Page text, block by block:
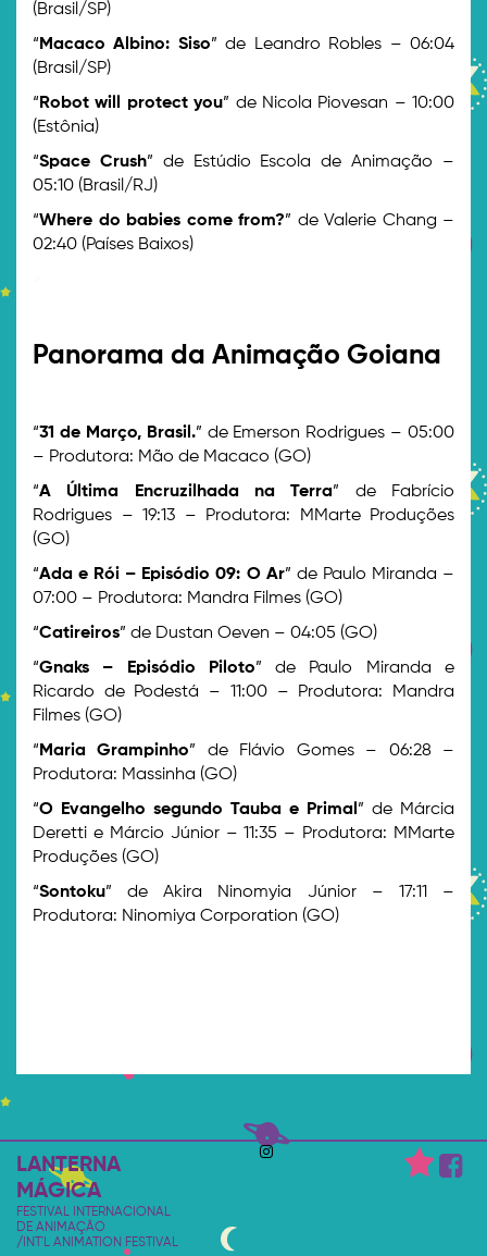
(Brasil/SP)
“ Macaco Albino: Siso” de Leandro Robles – 06:04
(Brasil/SP)
“ Robot will protect you” de Nicola Piovesan – 10:00
(Estônia)
“Space Crush” de Estúdio Escola de Animação –
05:10 (Brasil/RJ)
“Where do babies come from?” de Valerie Chang –
02:40 (Países Baixos)
Panorama da Animação Goiana
“31 de Março, Brasil.” de Emerson Rodrigues – 05:00
– Produtora: Mão de Macaco (GO)
“A Última Encruzilhada na Terra” de Fabrício
Rodrigues – 19:13 – Produtora: MMarte Produções
(GO)
“Ada e Rói – Episódio 09: O Ar” de Paulo Miranda –
07:00 – Produtora: Mandra Filmes (GO)
“Catireiros” de Dustan Oeven – 04:05 (GO)
“Gnaks – Episódio Piloto” de Paulo Miranda e
Ricardo de Podestá – 11:00 – Produtora: Mandra
Filmes (GO)
“ Maria Grampinho” de Flávio Gomes – 06:28 –
Produtora: Massinha (GO)
“O Evangelho segundo Tauba e Primal ” de Márcia
Deretti e Márcio Júnior – 11:35 – Produtora: MMarte
Produções (GO)
“Sontoku” de Akira Ninomyia Júnior – 17:11 –
Produtora: Ninomiya Corporation (GO)
LANTERNA
MÁGICA
FESTIVAL INTERNACIONAL
DE ANIMAÇÃO
/INT'L ANIMATION FESTIVAL